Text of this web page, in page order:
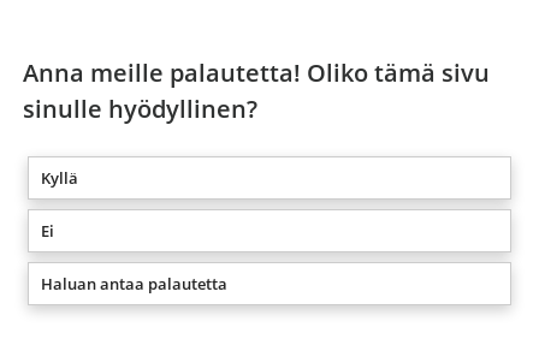
Anna meille palautetta! Oliko tämä sivu
sinulle hyödyllinen?
Kyllä
Ei
Haluan antaa palautetta